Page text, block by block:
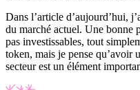
Dans l’article d’aujourd’hui,
du marché actuel. Une bonne
pas investissables, tout
token, mais je pense qu’avoir
secteur est un élément